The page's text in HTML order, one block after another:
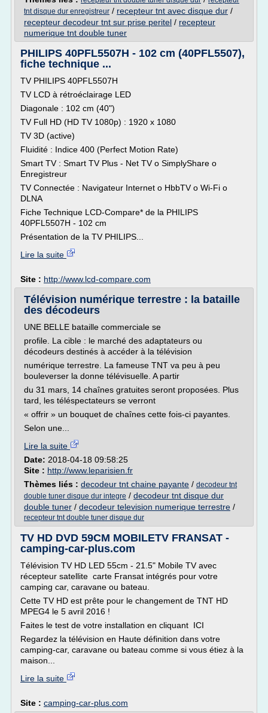
tnt disque dur enregistreur / recepteur tnt avec disque dur /
recepteur decodeur tnt sur prise peritel / recepteur
numerique tnt double tuner
PHILIPS 40PFL5507H - 102 cm (40PFL5507),
fiche technique ...
TV PHILIPS 40PFL5507H
TV LCD à rétroéclairage LED
Diagonale : 102 cm (40")
TV Full HD (HD TV 1080p) : 1920 x 1080
TV 3D (active)
Fluidité : Indice 400 (Perfect Motion Rate)
Smart TV : Smart TV Plus - Net TV o SimplyShare o
Enregistreur
TV Connectée : Navigateur Internet o HbbTV o Wi-Fi o
DLNA
Fiche Technique LCD-Compare* de la PHILIPS
40PFL5507H - 102 cm
Présentation de la TV PHILIPS...
Lire la suite
Site : http://www.lcd-compare.com
Télévision numérique terrestre : la bataille
des décodeurs
UNE BELLE bataille commerciale se
profile. La cible : le marché des adaptateurs ou
décodeurs destinés à accéder à la télévision
numérique terrestre. La fameuse TNT va peu à peu
bouleverser la donne télévisuelle. A partir
du 31 mars, 14 chaînes gratuites seront proposées. Plus
tard, les téléspectateurs se verront
« offrir » un bouquet de chaînes cette fois-ci payantes.
Selon une...
Lire la suite
Date: 2018-04-18 09:58:25
Site : http://www.leparisien.fr
Thèmes liés : decodeur tnt chaine payante / decodeur tnt
double tuner disque dur integre / decodeur tnt disque dur
double tuner / decodeur television numerique terrestre /
recepteur tnt double tuner disque dur
TV HD DVD 59CM MOBILETV FRANSAT -
camping-car-plus.com
Télévision TV HD LED 55cm - 21.5" Mobile TV avec
récepteur satellite carte Fransat intégrés pour votre
camping car, caravane ou bateau.
Cette TV HD est prête pour le changement de TNT HD
MPEG4 le 5 avril 2016 !
Faites le test de votre installation en cliquant ICI
Regardez la télévision en Haute définition dans votre
camping-car, caravane ou bateau comme si vous étiez à la
maison...
Lire la suite
Site : camping-car-plus.com